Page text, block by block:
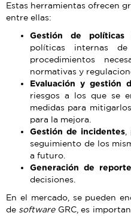
Estas herramientas ofrecen
entre ellas:
Gestión de políticas
políticas internas
procedimientos
normativas y
Evaluación y gestión
riesgos a los que se
medidas para
para la mejora.
Gestión de incidentes
seguimiento de los
a futuro.
Generación de
decisiones.
En el mercado, se pueden
de softwareGRC, es